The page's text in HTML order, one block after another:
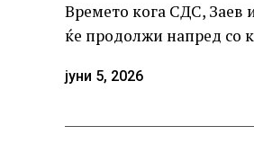
Времето кога СДС, Заев
ќе продолжи напред со
јуни 5, 2026